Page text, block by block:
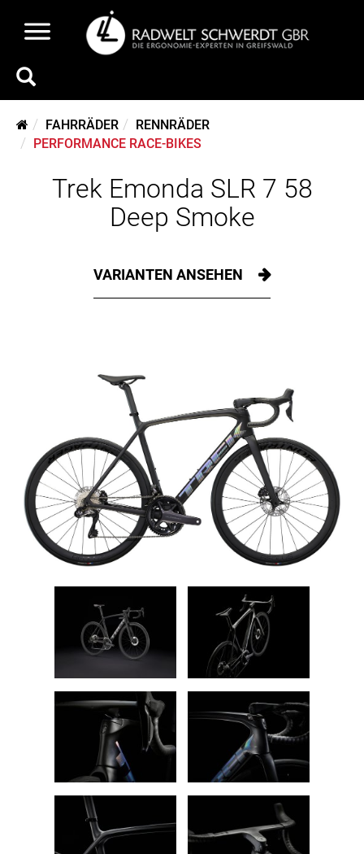
FAHRRÄDER
RENNRÄDER
PERFORMANCE RACE-BIKES
Trek Emonda SLR 7 58
Deep Smoke
VARIANTEN ANSEHEN